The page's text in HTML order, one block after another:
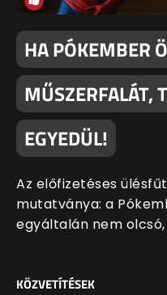
HA PÓKEMBER
MŰSZERFALÁT,
EGYEDÜL!
Az előfizetéses
mutatványa: a
egyáltalán nem
KÖZVETÍTÉSEK